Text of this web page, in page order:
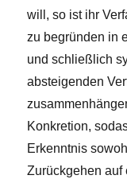
will, so ist ihr
zu begründen in
und schließlich
absteigenden
Konkretion,
Erkenntnis
Zurückgehen auf